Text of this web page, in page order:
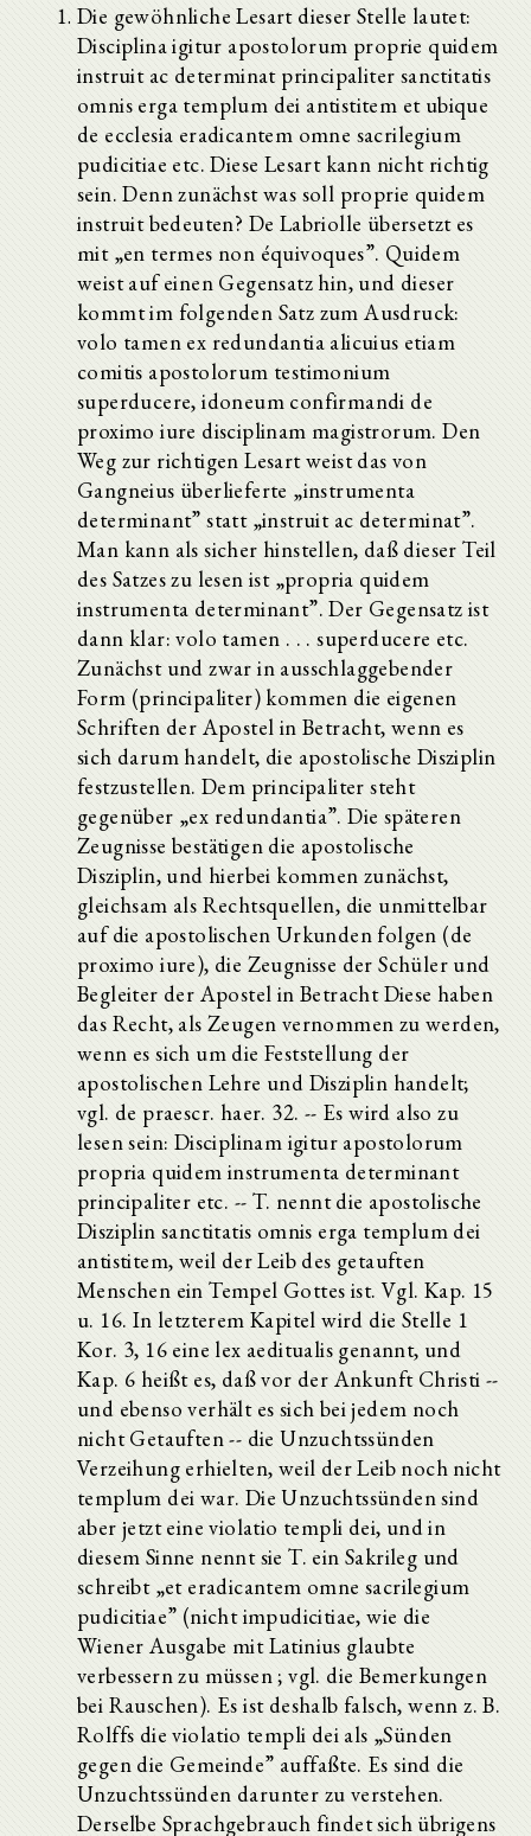
Die gewöhnliche Lesart dieser Stelle lautet:
Disciplina igitur apostolorum proprie quidem
instruit ac determinat principaliter sanctitatis
omnis erga templum dei antistitem et ubique
de ecclesia eradicantem omne sacrilegium
pudicitiae etc. Diese Lesart kann nicht richtig
sein. Denn zunächst was soll proprie quidem
instruit bedeuten? De Labriolle übersetzt es
mit „en termes non équivoques”. Quidem
weist auf einen Gegensatz hin, und dieser
kommt im folgenden Satz zum Ausdruck:
volo tamen ex redundantia alicuius etiam
comitis apostolorum testimonium
superducere, idoneum confirmandi de
proximo iure disciplinam magistrorum. Den
Weg zur richtigen Lesart weist das von
Gangneius überlieferte „instrumenta
determinant” statt „instruit ac determinat”.
Man kann als sicher hinstellen, daß dieser Teil
des Satzes zu lesen ist „propria quidem
instrumenta determinant”. Der Gegensatz ist
dann klar: volo tamen . . . superducere etc.
Zunächst und zwar in ausschlaggebender
Form (principaliter) kommen die eigenen
Schriften der Apostel in Betracht, wenn es
sich darum handelt, die apostolische Disziplin
festzustellen. Dem principaliter steht
gegenüber „ex redundantia”. Die späteren
Zeugnisse bestätigen die apostolische
Disziplin, und hierbei kommen zunächst,
gleichsam als Rechtsquellen, die unmittelbar
auf die apostolischen Urkunden folgen (de
proximo iure), die Zeugnisse der Schüler und
Begleiter der Apostel in Betracht Diese haben
das Recht, als Zeugen vernommen zu werden,
wenn es sich um die Feststellung der
apostolischen Lehre und Disziplin handelt;
vgl. de praescr. haer. 32. -- Es wird also zu
lesen sein: Disciplinam igitur apostolorum
propria quidem instrumenta determinant
principaliter etc. -- T. nennt die apostolische
Disziplin sanctitatis omnis erga templum dei
antistitem, weil der Leib des getauften
Menschen ein Tempel Gottes ist. Vgl. Kap. 15
u. 16. In letzterem Kapitel wird die Stelle 1
Kor. 3, 16 eine lex aeditualis genannt, und
Kap. 6 heißt es, daß vor der Ankunft Christi --
und ebenso verhält es sich bei jedem noch
nicht Getauften -- die Unzuchtssünden
Verzeihung erhielten, weil der Leib noch nicht
templum dei war. Die Unzuchtssünden sind
aber jetzt eine violatio templi dei, und in
diesem Sinne nennt sie T. ein Sakrileg und
schreibt „et eradicantem omne sacrilegium
pudicitiae” (nicht impudicitiae, wie die
Wiener Ausgabe mit Latinius glaubte
verbessern zu müssen ; vgl. die Bemerkungen
bei Rauschen). Es ist deshalb falsch, wenn z. B.
Rolffs die violatio templi dei als „Sünden
gegen die Gemeinde” auffaßte. Es sind die
Unzuchtssünden darunter zu verstehen.
Derselbe Sprachgebrauch findet sich übrigens